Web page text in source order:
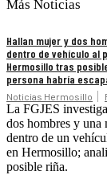
Más Noticias
Hallan mujer y dos
dentro de vehículo al
Hermosillo tras
persona habría
Noticias Hermosillo
La FGJES
dos hombres y una
dentro de un
en Hermosillo;
posible riña.